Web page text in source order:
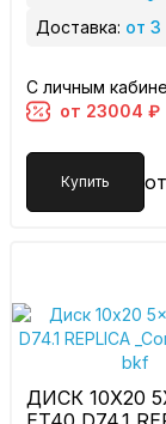
Доставка: от 3
С личным
от 23004 ₽
Купить
ДИСК 10X20